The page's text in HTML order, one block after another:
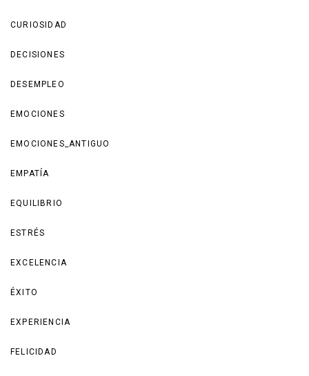
CURIOSIDAD
DECISIONES
DESEMPLEO
EMOCIONES
EMOCIONES_ANTIGUO
EMPATÍA
EQUILIBRIO
ESTRÉS
EXCELENCIA
ÉXITO
EXPERIENCIA
FELICIDAD